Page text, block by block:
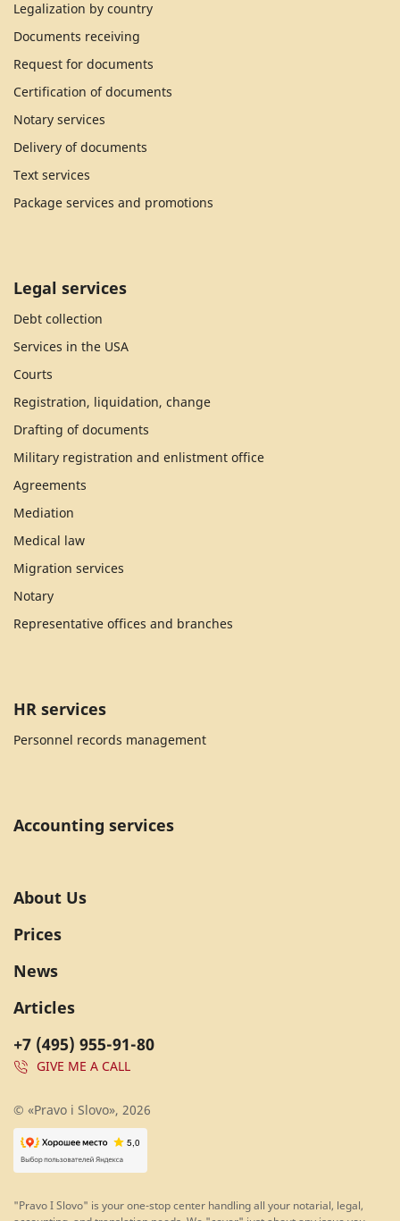
Legalization by country
Documents receiving
Request for documents
Certification of documents
Notary services
Delivery of documents
Text services
Package services and promotions
Legal services
Debt collection
Services in the USA
Courts
Registration, liquidation, change
Drafting of documents
Military registration and enlistment office
Agreements
Mediation
Medical law
Migration services
Notary
Representative offices and branches
HR services
Personnel records management
Accounting services
+7 (495) 955-91-80
GIVE ME A CALL
About Us
Prices
News
Articles
© «Pravo i Slovo», 2026
"Pravo I Slovo" is your one-stop center handling all your notarial, legal,